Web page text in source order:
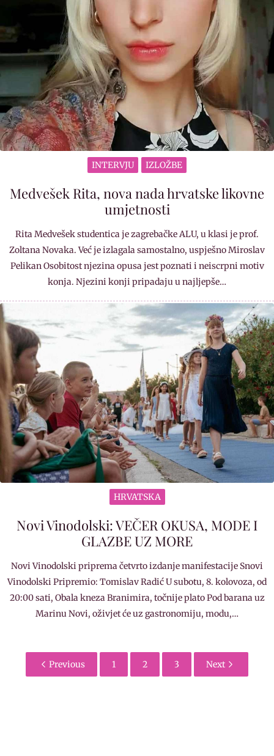
INTERVJU IZLOŽBE
Medvešek Rita, nova nada hrvatske likovne
umjetnosti
Rita Medvešek studentica je zagrebačke ALU, u klasi je prof.
Zoltana Novaka. Već je izlagala samostalno, uspješno Miroslav
Pelikan Osobitost njezina opusa jest poznati i neiscrpni motiv
konja. Njezini konji pripadaju u najljepše…
HRVATSKA
Novi Vinodolski: VEČER OKUSA, MODE I
GLAZBE UZ MORE
Novi Vinodolski priprema četvrto izdanje manifestacije Snovi
Vinodolski Pripremio: Tomislav Radić U subotu, 8. kolovoza, od
20:00 sati, Obala kneza Branimira, točnije plato Pod barana uz
Marinu Novi, oživjet će uz gastronomiju, modu,…
Previous 1 2 3 Next